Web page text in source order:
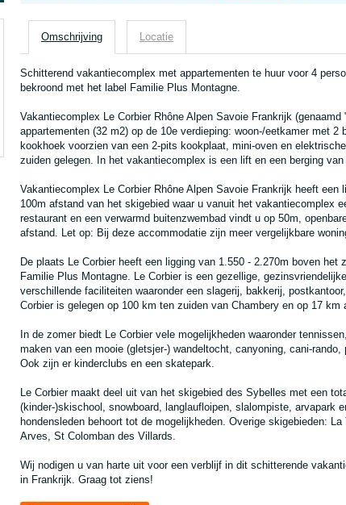
Omschrijving Locatie
Schitterend vakantiecomplex met appartementen te huur voor 4
bekroond met het label Familie Plus Montagne.
Vakantiecomplex Le Corbier Rhône Alpen Savoie Frankrijk
appartementen (32 m2) op de 10e verdieping: woon-/eetkamer met
kookhoek voorzien van een 2-pits kookplaat, mini-oven en
zuiden gelegen. In het vakantiecomplex is een lift en een berging van
Vakantiecomplex Le Corbier Rhône Alpen Savoie Frankrijk heeft
100m afstand van het skigebied waar u vanuit het vakantiecomplex
restaurant en een verwarmd buitenzwembad vindt u op 50m,
afstand. Let op: Bij deze accommodatie zijn meer vergelijkbare
De plaats Le Corbier heeft een ligging van 1.550 - 2.270m boven
Familie Plus Montagne. Le Corbier is een gezellige,
verschillende faciliteiten waaronder een slagerij, bakkerij,
Corbier is gelegen op 100 km ten zuiden van Chambery en op 17 km
In de zomer biedt Le Corbier vele mogelijkheden waaronder
maken van een mooie (gletsjer-) wandeltocht, canyoning, cani-
Ook zijn er kinderclubs en een skatepark.
Le Corbier maakt deel uit van het skigebied des Sybelles met een
(kinder-)skischool, snowboard, langlaufloipen, slalompiste, arvapark
hondensleden behoort tot de mogelijkheden. Overige skigebieden:
Arves, St Colomban des Villards.
Wij nodigen u van harte uit voor een verblijf in dit schitterende
in Frankrijk. Graag tot ziens!